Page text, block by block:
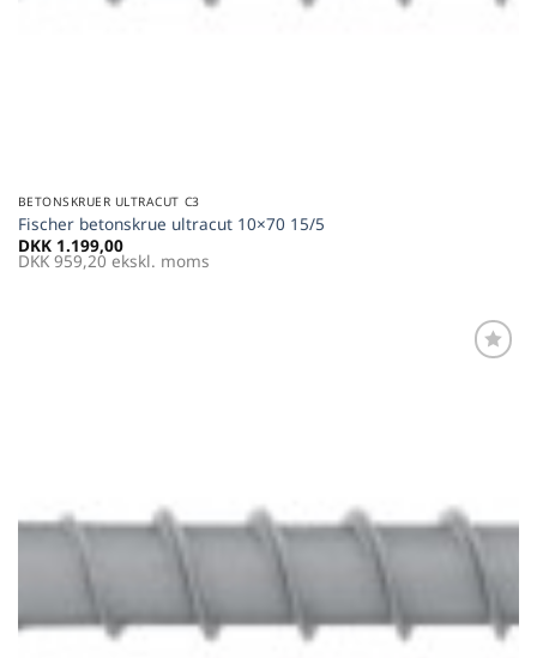
BETONSKRUER ULTRACUT C3
Fischer betonskrue ultracut 10×70 15/5
DKK 1.199,00
DKK 959,20 ekskl. moms